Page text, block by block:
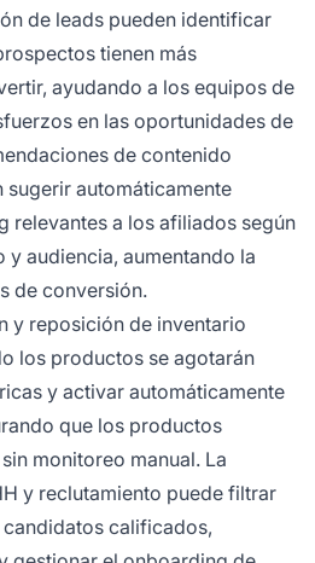
de leads pueden identificar
tienen más
ayudando a los equipos de
en las oportunidades de
de contenido
sugerir automáticamente
relevantes a los afiliados según
y audiencia, aumentando la
de conversión.
y reposición de inventario
los productos se agotarán
y activar automáticamente
que los productos
monitoreo manual. La
y reclutamiento puede filtrar
calificados,